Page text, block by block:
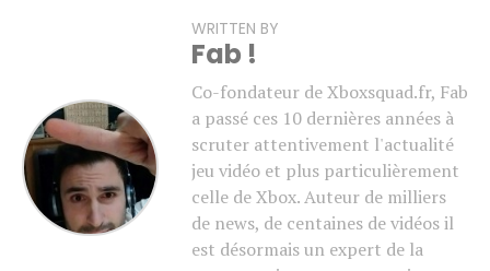
WRITTEN BY
Fab !
Co-fondateur de Xboxsquad.fr, Fab
a passé ces 10 dernières années à
scruter attentivement l'actualité
jeu vidéo et plus particulièrement
celle de Xbox. Auteur de milliers
de news, de centaines de vidéos il
est désormais un expert de la